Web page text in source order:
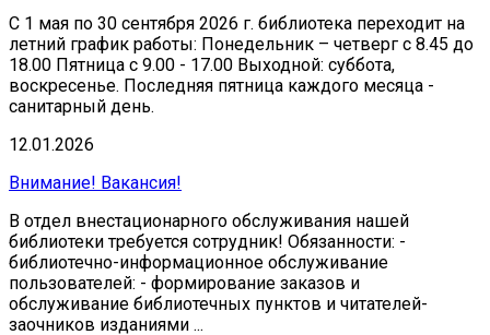
С 1 мая по 30 сентября 2026 г. библиотека переходит на
летний график работы: Понедельник – четверг с 8.45 до
18.00 Пятница с 9.00 - 17.00 Выходной: суббота,
воскресенье. Последняя пятница каждого месяца -
санитарный день.
12.01.2026
Внимание! Вакансия!
В отдел внестационарного обслуживания нашей
библиотеки требуется сотрудник! Обязанности: -
библиотечно-информационное обслуживание
пользователей: - формирование заказов и
обслуживание библиотечных пунктов и читателей-
заочников изданиями ...